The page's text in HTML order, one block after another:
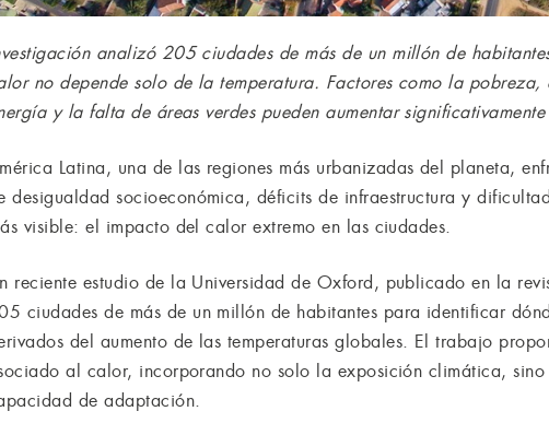
analizó 205 ciudades de más de un millón de
no depende solo de la temperatura. Factores como la
y la falta de áreas verdes pueden aumentar
Latina, una de las regiones más urbanizadas del planeta,
desigualdad socioeconómica, déficits de infraestructura y
visible: el impacto del calor extremo en las ciudades.
reciente estudio de la Universidad de Oxford, publicado en la
ciudades de más de un millón de habitantes para identificar
del aumento de las temperaturas globales. El trabajo
al calor, incorporando no solo la exposición climática,
de adaptación.